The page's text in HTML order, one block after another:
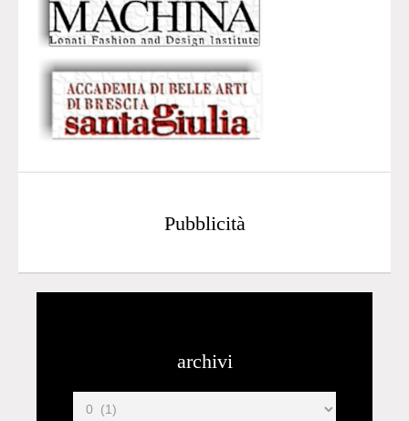
Pubblicità
archivi